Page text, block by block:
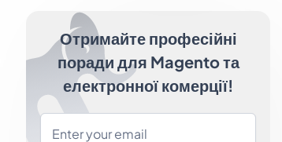
Отримайте професійні
поради для Magento та
електронної комерції!